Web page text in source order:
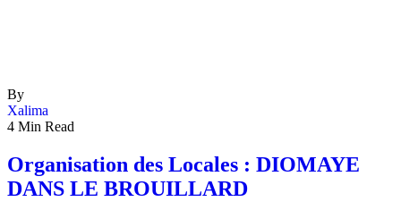
By
Xalima
4 Min Read
Organisation des Locales : DIOMAYE
DANS LE BROUILLARD